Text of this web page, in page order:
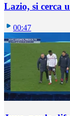
Lazio, si cerca
00:47